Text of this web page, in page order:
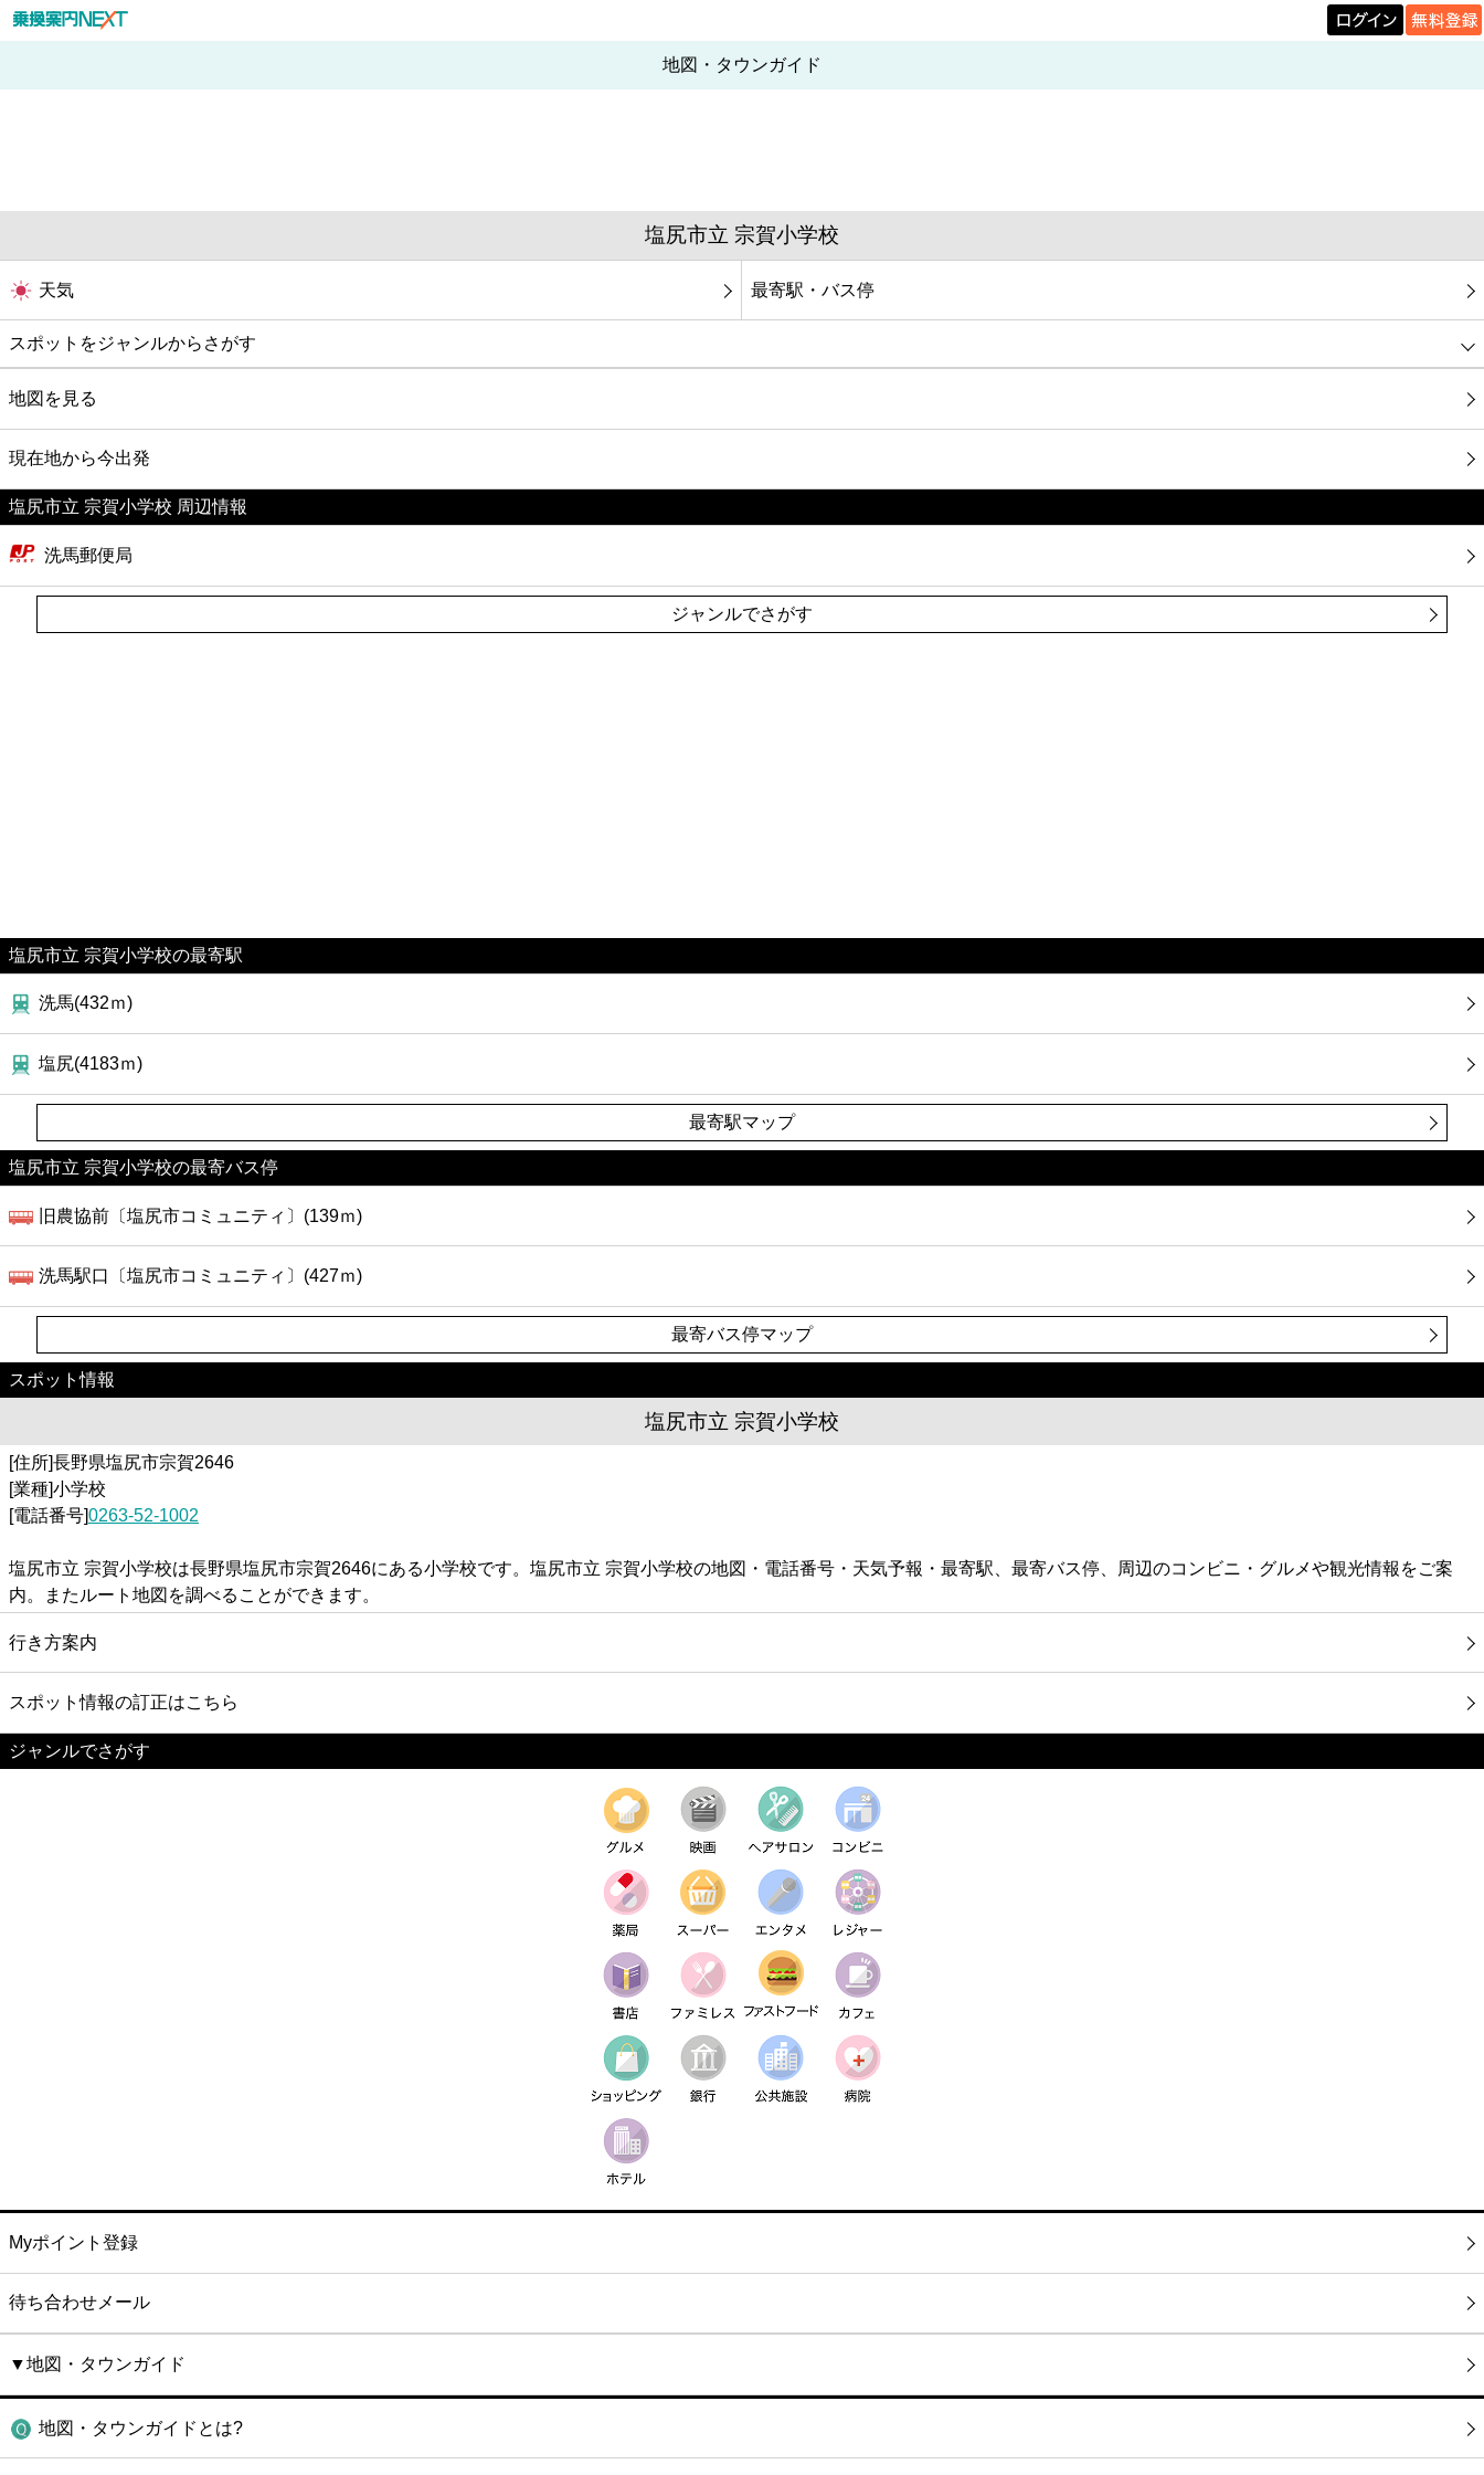
地図・タウンガイド
塩尻市立 宗賀小学校
天気 最寄駅・バス停
スポットをジャンルからさがす
グルメ
映画
美容
薬局
ファミレス
ファーストフード
カフェ
銀行
公共
病院
ホテル
地図を見る
現在地から今出発
塩尻市立 宗賀小学校 周辺情報
洗馬郵便局
ジャンルでさがす
塩尻市立 宗賀小学校の最寄駅
洗馬(432ｍ)
塩尻(4183ｍ)
最寄駅マップ
塩尻市立 宗賀小学校の最寄バス停
旧農協前〔塩尻市コミュニティ〕(139ｍ)
洗馬駅口〔塩尻市コミュニティ〕(427ｍ)
最寄バス停マップ
スポット情報
塩尻市立 宗賀小学校
[住所]長野県塩尻市宗賀2646
[業種]小学校
[電話番号]0263-52-1002
塩尻市立 宗賀小学校は長野県塩尻市宗賀2646にある小学校です。塩尻市立 宗賀小学校の地図・電話番号・天気予報・最寄駅、最寄バス停、周辺のコンビニ・グルメや観光情報をご案
内。またルート地図を調べることができます。
行き方案内
スポット情報の訂正はこちら
ジャンルでさがす
Myポイント登録
待ち合わせメール
▼地図・タウンガイド
地図・タウンガイドとは?